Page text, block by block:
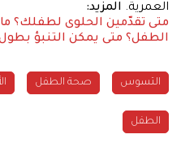
العمرية. المزيد:
متى تقدّمين الحلوى لطفلك؟
الطفل؟ متى يمكن التنبؤ
التسوس صحة الطفل
الطفل